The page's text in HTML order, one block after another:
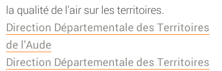
la qualité de l’air sur les territoires.
Direction Départementale des Territoires
de l’Aude
Direction Départementale des Territoires